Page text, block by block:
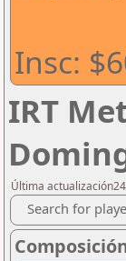
Insc:
IRT
Última
Search for